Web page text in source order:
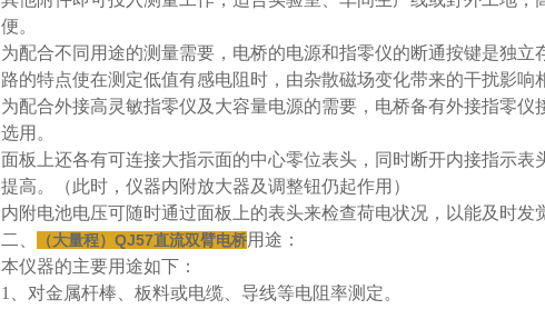
便。
为配合不同用途的测量需要，电桥的电源和指零仪的断通按键是独
路的特点使在测定低值有感电阻时，由杂散磁场变化带来的干扰影响
为配合外接高灵敏指零仪及大容量电源的需要，电桥备有外接指零
选用。
面板上还各有可连接大指示面的中心零位表头，同时断开内接指示
提高。（此时，仪器内附放大器及调整钮仍起作用）
内附电池电压可随时通过面板上的表头来检查荷电状况，以能及时发
二、
（大量程）QJ57直流双臂电桥用途：
本仪器的主要用途如下：
1、对金属杆棒、板料或电缆、导线等电阻率测定。